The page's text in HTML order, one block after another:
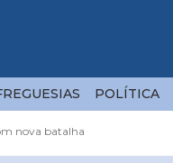
POLÍTICA
nova batalha